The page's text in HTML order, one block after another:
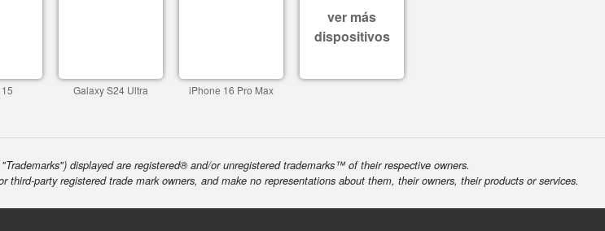
Galaxy S24 Ultra iPhone 16 Pro Max
ver más
dispositivos
displayed are registered® and/or unregistered trademarks™ of their respective owners.
party registered trade mark owners, and make no representations about them, their owners, their products or services.